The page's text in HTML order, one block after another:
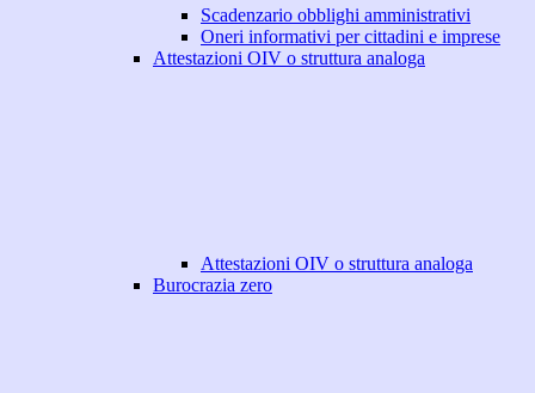
Scadenzario obblighi amministrativi
Oneri informativi per cittadini e imprese
Attestazioni OIV o struttura analoga
Attestazioni OIV o struttura analoga
Burocrazia zero